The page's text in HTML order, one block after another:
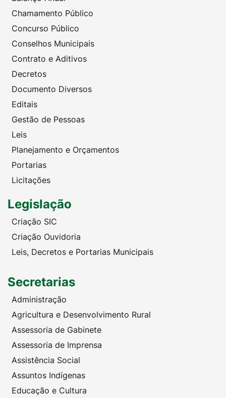
Chamamento Público
Concurso Público
Conselhos Municipais
Contrato e Aditivos
Decretos
Documento Diversos
Editais
Gestão de Pessoas
Leis
Planejamento e Orçamentos
Portarias
Licitações
Legislação
Criação SIC
Criação Ouvidoria
Leis, Decretos e Portarias Municipais
Secretarias
Administração
Agricultura e Desenvolvimento Rural
Assessoria de Gabinete
Assessoria de Imprensa
Assistência Social
Assuntos Indígenas
Educação e Cultura